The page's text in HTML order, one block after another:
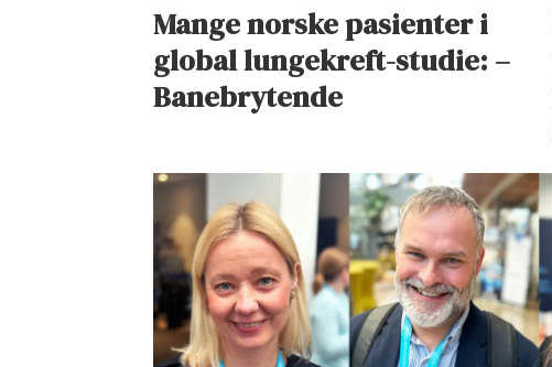
Mange norske pasienter i
global lungekreft-studie: –
Banebrytende